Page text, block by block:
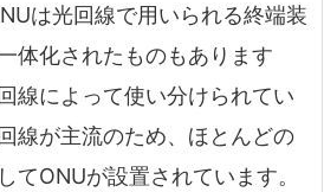
は光回線で用いられる終端装
体化されたものもあります
線によって使い分けられてい
線が主流のため、ほとんどの
てONUが設置されています。